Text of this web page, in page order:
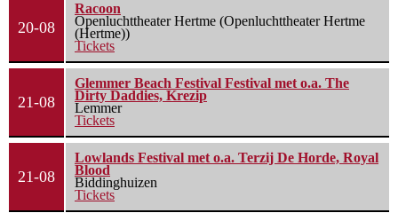
20-08
Racoon
Openluchttheater Hertme (Openluchttheater Hertme
(Hertme))
Tickets
21-08
Glemmer Beach Festival Festival met o.a. The
Dirty Daddies, Krezip
Lemmer
Tickets
21-08
Lowlands Festival met o.a. Terzij De Horde, Royal
Blood
Biddinghuizen
Tickets